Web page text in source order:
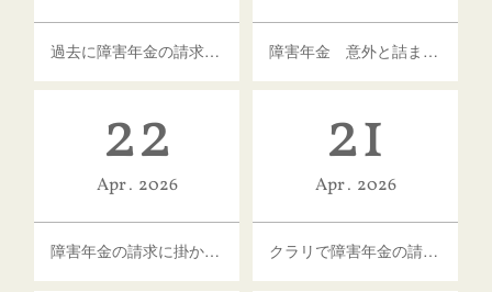
過去に障害年金の請求をしたことがあるけど、コピーがない それでも依頼できる？ 障害年金 意外と詰まりやすいポイントは？
22
Apr 2026
障害年金の請求に掛かる「お金」の話
21
Apr 2026
クラリで障害年金の請求を受けるのが難し場合は？